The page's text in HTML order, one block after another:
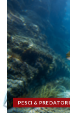
PESCI & PREDATORI